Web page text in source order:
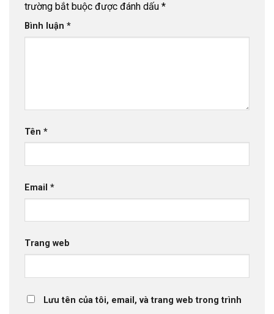
trường bắt buộc được đánh dấu *
Bình luận *
Tên *
Email *
Trang web
Lưu tên của tôi, email, và trang web trong trình